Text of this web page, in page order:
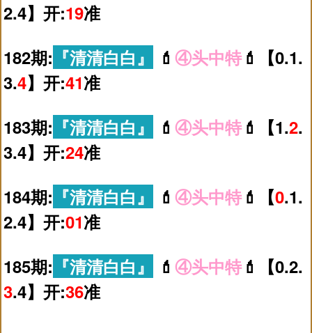
2.4】开:19准
182期: 『清清白白』 💄 ④头中特💄【0.1.
3.4】开:41准
183期: 『清清白白』 💄 ④头中特💄【1.2.
3.4】开:24准
184期: 『清清白白』 💄 ④头中特💄【0.1.
2.4】开:01准
185期: 『清清白白』 💄 ④头中特💄【0.2.
3.4】开:36准